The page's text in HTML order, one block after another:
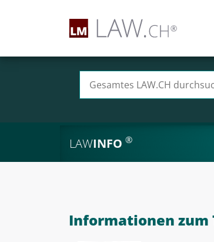
LAWINFO ®
Informationen zum